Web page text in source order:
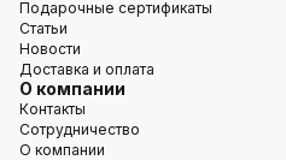
Подарочные сертификаты
Статьи
Новости
Доставка и оплата
О компании
Контакты
Сотрудничество
О компании